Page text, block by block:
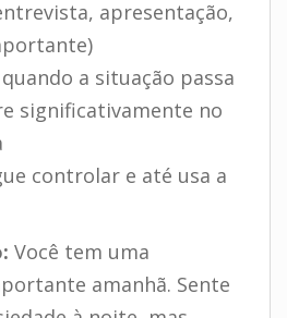
apresentação,
a situação passa
significativamente no
controlar e até usa a
Você tem uma
amanhã. Sente